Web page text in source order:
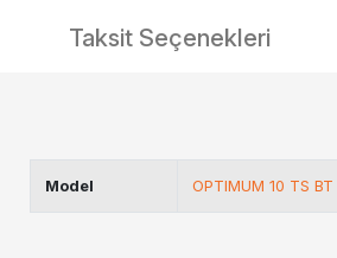
Taksit Seçenekleri
Model OPTIMUM 10 TS BT